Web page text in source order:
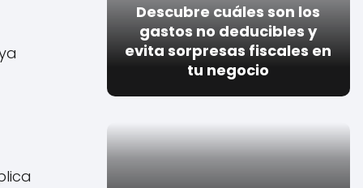
Descubre cuáles son los
gastos no deducibles y
evita sorpresas fiscales en
tu negocio